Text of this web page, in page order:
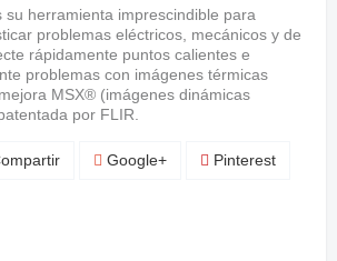
su herramienta imprescindible para
problemas eléctricos, mecánicos y de
rápidamente puntos calientes e
problemas con imágenes térmicas
MSX® (imágenes dinámicas
por FLIR.
Google+ Pinterest